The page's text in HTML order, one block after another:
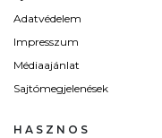
Adatvédelem
Impresszum
Médiaajánlat
Sajtómegjelenések
HASZNOS